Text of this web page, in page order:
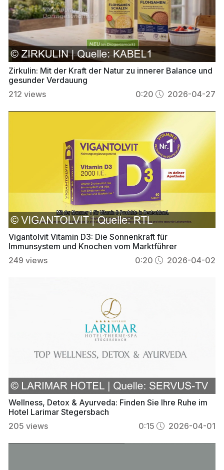
Zirkulin: Mit der Kraft der Natur zu innerer Balance und
gesunder Verdauung
212 views 0:20 2026-04-27
Vigantolvit Vitamin D3: Die Sonnenkraft für
Immunsystem und Knochen vom Marktführer
249 views 0:20 2026-04-02
Wellness, Detox & Ayurveda: Finden Sie Ihre Ruhe im
Hotel Larimar Stegersbach
205 views 0:15 2026-04-01